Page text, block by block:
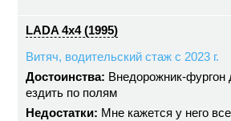
LADA 4x4 (1995)
Витяч, водительский стаж с 2023 г.
Достоинства: Внедорожник-фургон
ездить по полям
Недостатки: Мне кажется у него